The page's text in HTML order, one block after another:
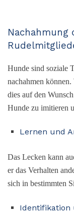
Nachahmung
Hunde sind soziale
nachahmen
dies auf den
Hunde zu imitieren
Lernen und
Das Lecken kann
er das Verhalten
sich in bestimmten
Identifikation